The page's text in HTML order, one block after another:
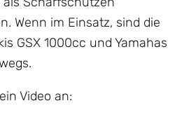
Wenn im Einsatz, sind die
GSX 1000cc und Yamahas
Video an: